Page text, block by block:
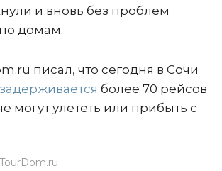
и вновь без проблем
домам.
писал, что сегодня в Сочи
задерживается более 70 рейсов
могут улететь или прибыть с